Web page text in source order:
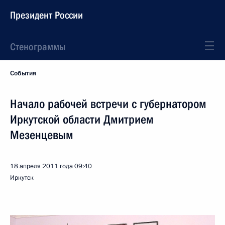
Президент России
Стенограммы
События
Начало рабочей встречи с губернатором
Иркутской области Дмитрием
Мезенцевым
18 апреля 2011 года09:40
Иркутск